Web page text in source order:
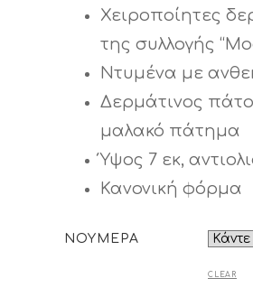
Χειροποίητες
της συλλογής
Ντυμένα με
Δερμάτινος
μαλακό πάτημα
Ύψος 7 εκ,
Κανονική φόρμα
ΝΟΥΜΕΡΑ
CLEAR